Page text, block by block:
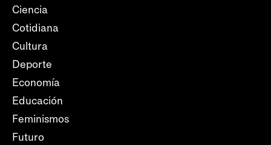
Ciencia
Cotidiana
Cultura
Deporte
Economía
Educación
Feminismos
Futuro